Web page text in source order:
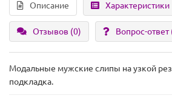
Описание Характеристики
Отзывов (0) Вопрос-ответ
Модальные мужские слипы на узкой
подкладка.